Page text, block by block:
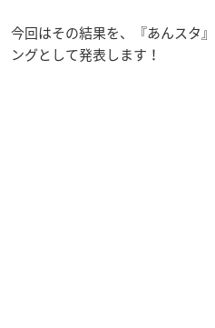
今回はその結果を、『あんスタ
ングとして発表します！